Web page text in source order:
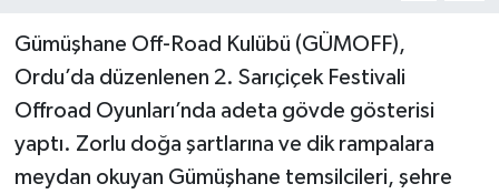
Gümüşhane Off-Road Kulübü (GÜMOFF),
Ordu’da düzenlenen 2. Sarıçiçek Festivali
Offroad Oyunları’nda adeta gövde gösterisi
yaptı. Zorlu doğa şartlarına ve dik rampalara
meydan okuyan Gümüşhane temsilcileri, şehre